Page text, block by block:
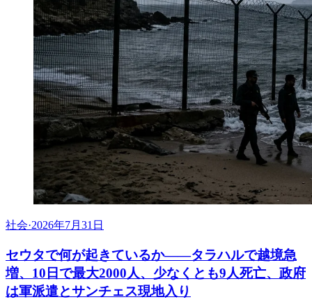
社会·2026年7月31日
セウタで何が起きているか——タラハルで越境急
増、10日で最大2000人、少なくとも9人死亡、政府
は軍派遣とサンチェス現地入り